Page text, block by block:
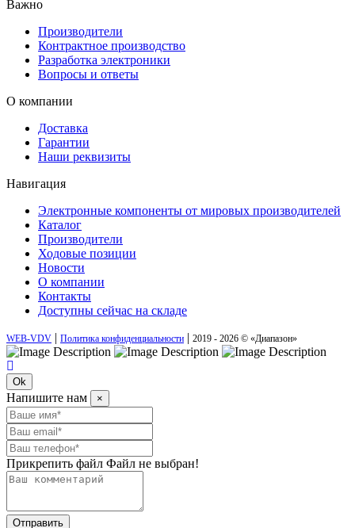
Важно
Производители
Контрактное производство
Разработка электроники
Вопросы и ответы
О компании
Доставка
Гарантии
Наши реквизиты
Навигация
Электронные компоненты от мировых производителей
Каталог
Производители
Ходовые позиции
Новости
О компании
Контакты
Доступны сейчас на складе
WEB-VDV | Политика конфиденциальности | 2019 - 2026 © «Диапазон»
Ok
Напишите нам ×
Прикрепить файл Файл не выбран!
Отправить